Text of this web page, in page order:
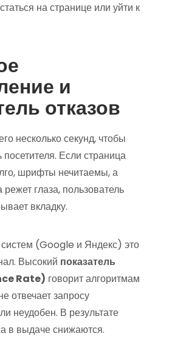
на странице или уйти к
и
отказов
несколько секунд, чтобы
посетителя. Если страница
шрифты нечитаемы, а
глаза, пользователь
вкладку.
(Google и Яндекс) это
Высокий показатель
Rate) говорит алгоритмам
отвечает запросу
неудобен. В результате
в выдаче снижаются.